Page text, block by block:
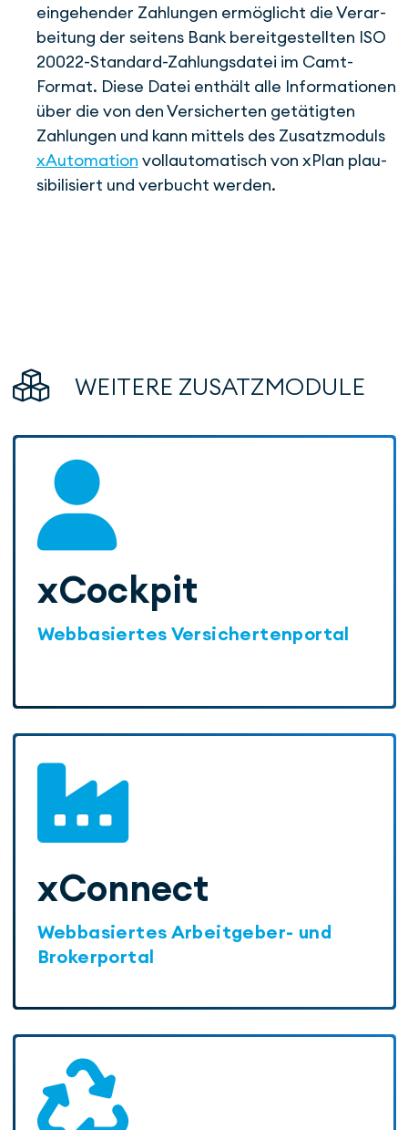
eingehender Zahlungen ermöglicht die Verar­
beitung der seitens Bank bereit­gestellten ISO
20022-Standard-Zahlungs­datei im Camt-
Format. Diese Datei enthält alle Informationen
über die von den Versicherten ge­tä­tig­ten
Zahlungen und kann mittels des Zusatzmoduls
xAutomation voll­auto­matisch von xPlan plau­
sibilisiert und verbucht werden.
WEITERE ZUSATZ­­MODULE
xCockpit
Webbasiertes Versichertenportal
xConnect
Webbasiertes Arbeitgeber- und
Brokerportal